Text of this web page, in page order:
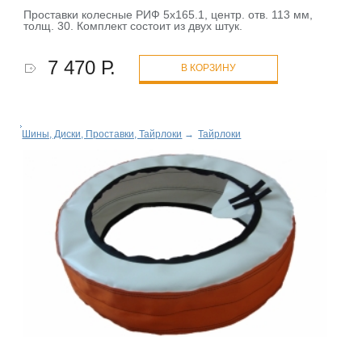
Проставки колесные РИФ 5x165.1, центр. отв. 113 мм,
толщ. 30. Комплект состоит из двух штук.
7 470 Р. В КОРЗИНУ
Шины, Диски, Проставки, Тайрлоки → Тайрлоки